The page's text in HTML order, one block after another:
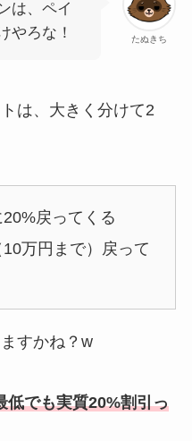
たぬきち
は、ペイ
やろな！
は、大きく分けて2
戻ってくる
万円まで）戻って
すかね？w
低でも実質20%割引っ